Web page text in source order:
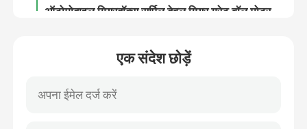
एक संदेश छोड़ें